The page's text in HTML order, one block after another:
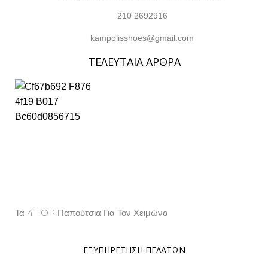
210 2692916
kampolisshoes@gmail.com
ΤΕΛΕΥΤΑΙΑ ΑΡΘΡΑ
Τα 4 TOP Παπούτσια Για Τον Χειμώνα
ΕΞΥΠΗΡΕΤΗΣΗ ΠΕΛΑΤΩΝ